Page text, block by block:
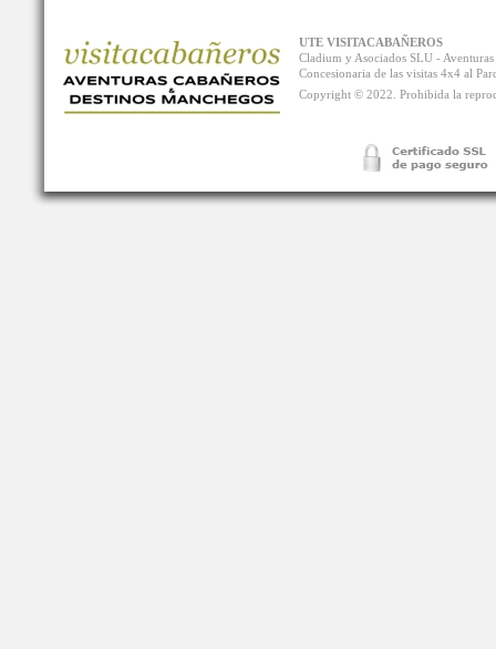
UTE VISITACABAÑEROS
Cladium y Asociados SLU -
Concesionaria de las visitas 4x4 al
Copyright © 2022. Prohibida la